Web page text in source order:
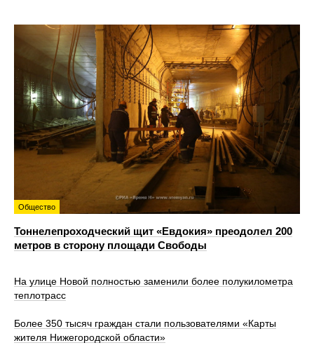
Общество
Тоннелепроходческий щит «Евдокия» преодолел 200
метров в сторону площади Свободы
На улице Новой полностью заменили более полукилометра
теплотрасс
Более 350 тысяч граждан стали пользователями «Карты
жителя Нижегородской области»